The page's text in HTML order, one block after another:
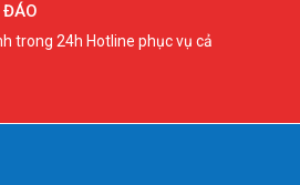
ĐÁO
trong 24h Hotline phục vụ cả